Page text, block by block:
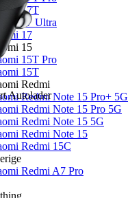
17T
17 Ultra
17
15
15T Pro
15T
Redmi
Redmi Note 15 Pro+ 5G
Redmi Note 15 Pro 5G
Redmi Note 15 5G
Redmi Note 15
Redmi 15C
Redmi A7 Pro
Autolader